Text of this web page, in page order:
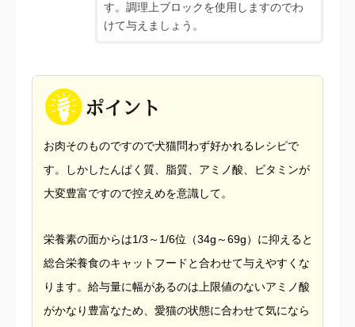
す。調理上ブロックを使用しますのでわ
けて与えましょう。
お肉そのものですので犬猫問わず好かれるレシピで
す。しかしたんぱく質、脂質、アミノ酸、ビタミンが
大変豊富ですので控えめを意識して。
栄養素の面からは1/3～1/6位（34g～69g）に抑えると
総合栄養食のキャットフードと合わせて与えやすくな
ります。給与量に幅があるのは上限値のないアミノ酸
がかなり豊富なため、愛猫の状態に合わせて気になら